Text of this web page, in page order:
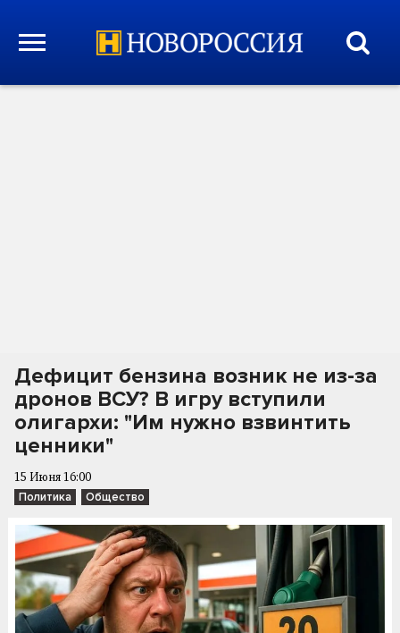
Дефицит бензина возник не из-за
дронов ВСУ? В игру вступили
олигархи: "Им нужно взвинтить
ценники"
15 Июня 16:00
Политика Общество